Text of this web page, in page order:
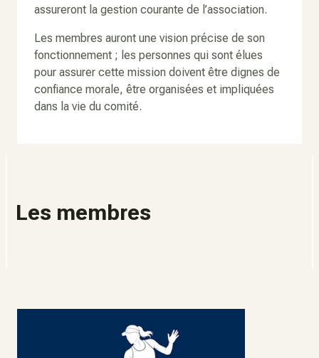
assureront la gestion courante de l’association.
Les membres auront une vision précise de son
fonctionnement ; les personnes qui sont élues
pour assurer cette mission doivent être dignes de
confiance morale, être organisées et impliquées
dans la vie du comité.
Les membres